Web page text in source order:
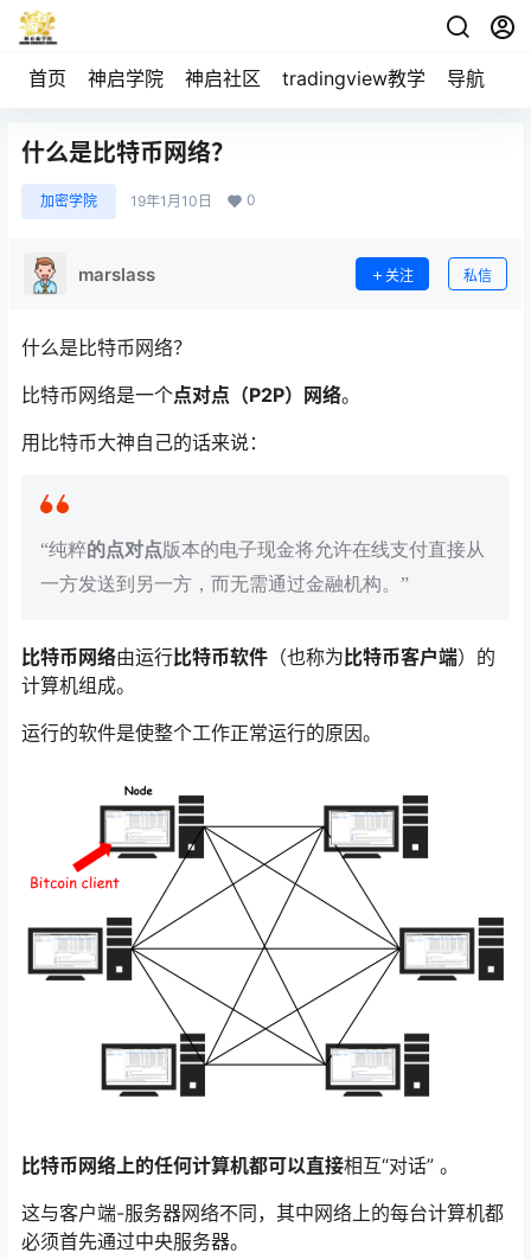
首页 神启学院 神启社区 tradingview教学 导航
什么是比特币网络？
加密学院 19年1月10日 0
marslass 关注 私信
什么是比特币网络？
比特币网络是一个点对点（P2P）网络。
用比特币大神自己的话来说：
“纯粹的点对点版本的电子现金将允许在线支付直接从
一方发送到另一方，而无需通过金融机构。”
比特币网络由运行比特币软件 （也称为比特币客户端）的
计算机组成。
运行的软件是使整个工作正常运行的原因。
比特币网络上的任何计算机都可以直接相互“对话” 。
这与客户端-服务器网络不同，其中网络上的每台计算机都
必须首先通过中央服务器。